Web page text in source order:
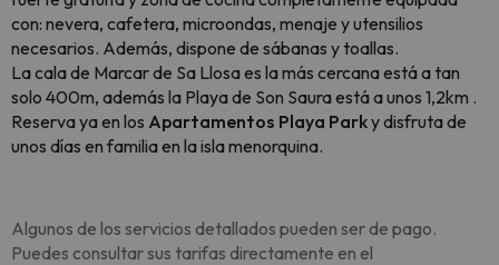
con: nevera, cafetera, microondas, menaje y utensilios
necesarios. Además, dispone de sábanas y toallas.
La cala de Marcar de Sa Llosa es la más cercana está a tan
solo 400m, además la Playa de Son Saura está a unos 1,2km .
Reserva ya en los Apartamentos Playa Parky disfruta de
unos días en familia en la isla menorquina.
Algunos de los servicios detallados pueden ser de pago.
Puedes consultar sus tarifas directamente en el